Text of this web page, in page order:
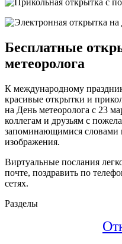
Бесплатные
метеоролога
К международному
красивые открытки и
на День метеоролога с 23
коллегам и друзьям с
запоминающимися словами
изображения.
Виртуальные послания
почте, поздравить по
сетях.
Разделы